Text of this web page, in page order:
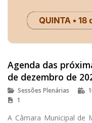
Agenda das
de dezembro de
Sessões Plenárias
1
A Câmara Municipal de